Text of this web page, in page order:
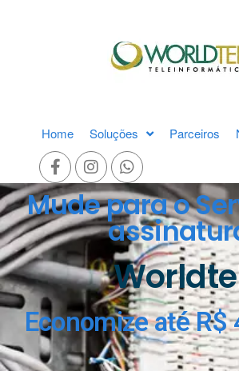
Home Soluções Parceiros
Mude para o
Economize até R$